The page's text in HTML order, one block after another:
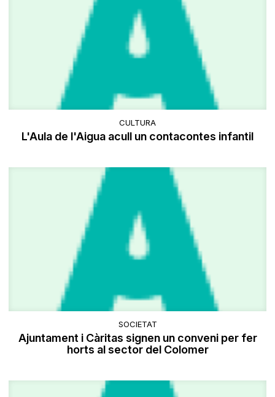
CULTURA
L'Aula de l'Aigua acull un contacontes infantil
SOCIETAT
Ajuntament i Càritas signen un conveni per fer
horts al sector del Colomer